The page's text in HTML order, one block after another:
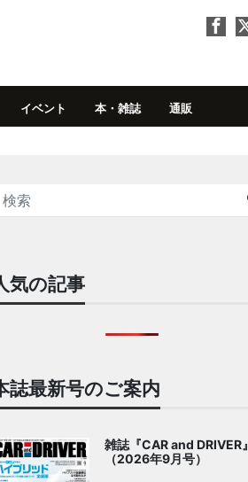
イベント 本・雑誌 通販
気の記事
誌最新号のご案内
雑誌『CAR and DRIVER』
（2026年9月号）